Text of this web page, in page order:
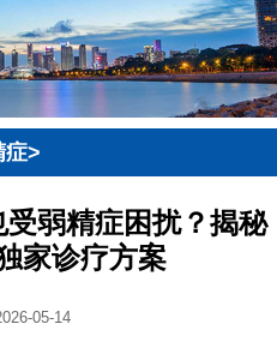
症>
弱精症困扰？揭秘
家诊疗方案
05-14